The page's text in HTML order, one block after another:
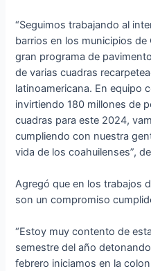
“Seguimos trabajando al
barrios en los municipios
gran programa de
de varias cuadras
latinoamericana. En equipo
invirtiendo 180 millones de
cuadras para este 2024,
cumpliendo con nuestra
vida de los coahuilenses”,
Agregó que en los trabajos
son un compromiso
“Estoy muy contento de
semestre del año
febrero iniciamos en la